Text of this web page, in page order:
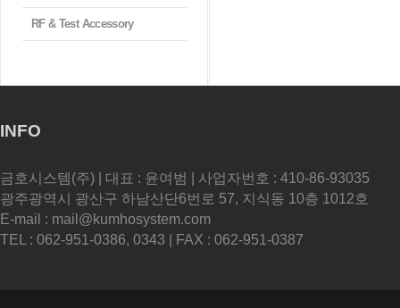
RF & Test Accessory
INFO
금호시스템(주) | 대표 : 윤여범 | 사업자번호 : 410-86-93035
광주광역시 광산구 하남산단6번로 57, 지식동 10층 1012호
E-mail : mail@kumhosystem.com
TEL : 062-951-0386, 0343 | FAX : 062-951-0387